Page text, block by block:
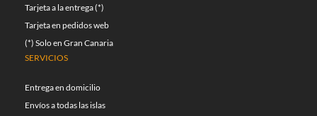
Tarjeta a la entrega (*)
Tarjeta en pedidos web
(*) Solo en Gran Canaria
SERVICIOS
Entrega en domicilio
Envíos a todas las islas